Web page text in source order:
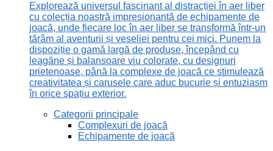
Explorează universul fascinant al distracției în aer liber
cu colecția noastră impresionantă de echipamente de
joacă, unde fiecare loc în aer liber se transformă într-un
tărâm al aventurii și veseliei pentru cei mici. Punem la
dispoziție o gamă largă de produse, începând cu
leagăne și balansoare viu colorate, cu designuri
prietenoase, până la complexe de joacă ce stimulează
creativitatea și carusele care aduc bucurie și entuziasm
în orice spațiu exterior.
Categorii principale
Complexuri de joacă
Echipamente de joacă